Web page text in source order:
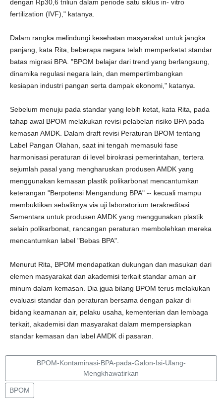
dengan Rp30,6 triliun dalam periode satu siklus in- vitro
fertilization (IVF)," katanya.
Dalam rangka melindungi kesehatan masyarakat untuk jangka
panjang, kata Rita, beberapa negara telah memperketat standar
batas migrasi BPA. "BPOM belajar dari trend yang berlangsung,
dinamika regulasi negara lain, dan mempertimbangkan
kesiapan industri pangan serta dampak ekonomi," katanya.
Sebelum menuju pada standar yang lebih ketat, kata Rita, pada
tahap awal BPOM melakukan revisi pelabelan risiko BPA pada
kemasan AMDK. Dalam draft revisi Peraturan BPOM tentang
Label Pangan Olahan, saat ini tengah memasuki fase
harmonisasi peraturan di level birokrasi pemerintahan, tertera
sejumlah pasal yang mengharuskan produsen AMDK yang
menggunakan kemasan plastik polikarbonat mencantumkan
keterangan "Berpotensi Mengandung BPA" -- kecuali mampu
membuktikan sebaliknya via uji laboratorium terakreditasi.
Sementara untuk produsen AMDK yang menggunakan plastik
selain polikarbonat, rancangan peraturan membolehkan mereka
mencantumkan label "Bebas BPA".
Menurut Rita, BPOM mendapatkan dukungan dan masukan dari
elemen masyarakat dan akademisi terkait standar aman air
minum dalam kemasan. Dia jgua bilang BPOM terus melakukan
evaluasi standar dan peraturan bersama dengan pakar di
bidang keamanan air, pelaku usaha, kementerian dan lembaga
terkait, akademisi dan masyarakat dalam mempersiapkan
standar kemasan dan label AMDK di pasaran.
BPOM-Kontaminasi-BPA-pada-Galon-Isi-Ulang-
Mengkhawatirkan
BPOM